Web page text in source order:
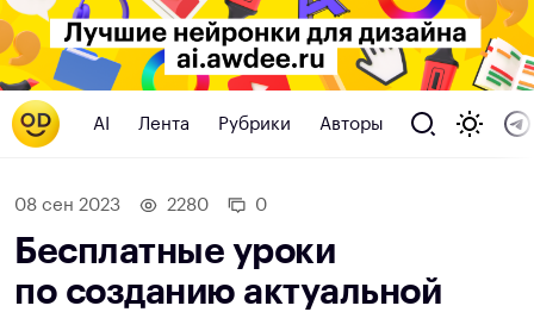
AI Лента Рубрики Авторы
08 сен 2023 2280 0
Бесплатные уроки
по созданию актуальной